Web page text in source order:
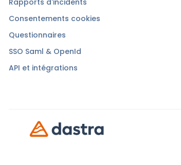
Rapports d'incidents
Consentements cookies
Questionnaires
SSO Saml & OpenId
API et intégrations